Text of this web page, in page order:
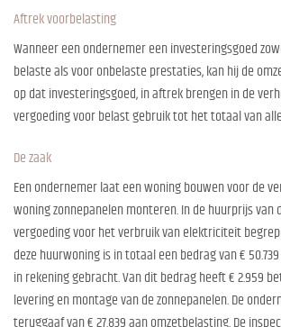
Aftrek voorbelasting
Wanneer een ondernemer een investeringsgoed
belaste als voor onbelaste prestaties, kan hij de
op dat investeringsgoed, in aftrek brengen in de
vergoeding voor belast gebruik tot het totaal van
De zaak
Een ondernemer laat een woning bouwen voor de
woning zonnepanelen monteren. In de huurprijs van
vergoeding voor het verbruik van elektriciteit
deze huurwoning is in totaal een bedrag van €
in rekening gebracht. Van dit bedrag heeft € 2.959
levering en montage van de zonnepanelen. De